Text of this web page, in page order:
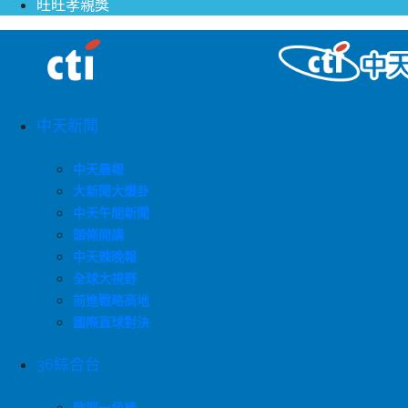
旺旺孝親獎
中天新聞
中天晨報
大新聞大爆卦
中天午間新聞
頭條開講
中天辣晚報
全球大視野
前進戰略高地
國際直球對決
36綜合台